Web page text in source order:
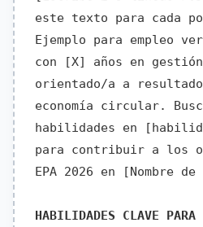
este texto para cada
Ejemplo para empleo
con [X] años en
orientado/a a
economía circular.
habilidades en
para contribuir a los
EPA 2026 en [Nombre
HABILIDADES CLAVE